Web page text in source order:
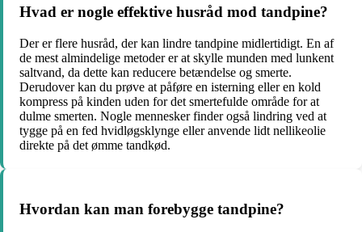
Hvad er nogle effektive husråd mod tandpine?
Der er flere husråd, der kan lindre tandpine midlertidigt. En af
de mest almindelige metoder er at skylle munden med lunkent
saltvand, da dette kan reducere betændelse og smerte.
Derudover kan du prøve at påføre en isterning eller en kold
kompress på kinden uden for det smertefulde område for at
dulme smerten. Nogle mennesker finder også lindring ved at
tygge på en fed hvidløgsklynge eller anvende lidt nellikeolie
direkte på det ømme tandkød.
Hvordan kan man forebygge tandpine?